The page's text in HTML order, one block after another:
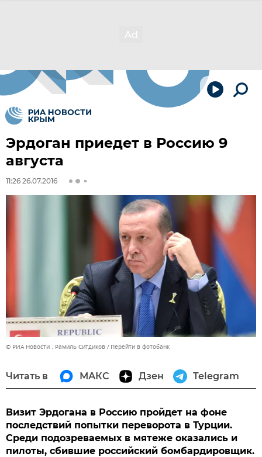
Эрдоган приедет в Россию 9
августа
11:26 26.07.2016
© РИА Новости . Рамиль Ситдиков Перейти в фотобанк
Читать в МАКС Дзен Telegram
Визит Эрдогана в Россию пройдет на фоне
последствий попытки переворота в Турции.
Среди подозреваемых в мятеже оказались и
пилоты, сбившие российский бомбардировщик.